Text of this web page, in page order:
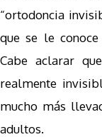
“ortodoncia
que se le
Cabe aclarar
realmente
mucho más
adultos.